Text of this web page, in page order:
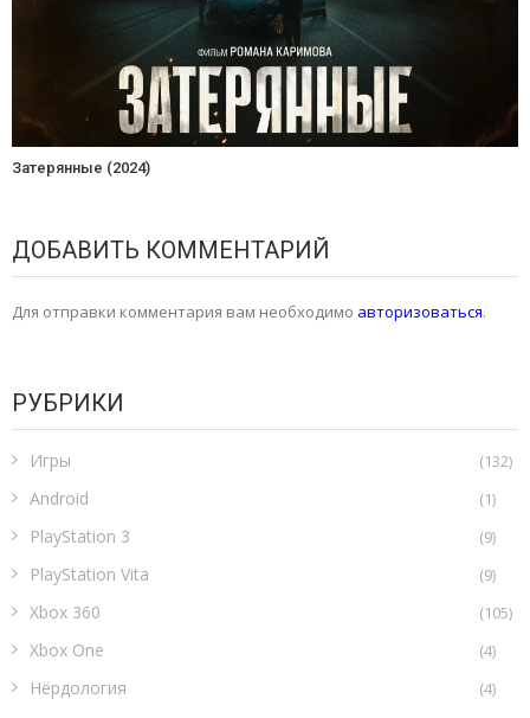
Затерянные (2024)
ДОБАВИТЬ КОММЕНТАРИЙ
Для отправки комментария вам необходимо авторизоваться.
РУБРИКИ
Игры (132)
Android (1)
PlayStation 3 (9)
PlayStation Vita (9)
Xbox 360 (105)
Xbox One (4)
Нёрдология (4)